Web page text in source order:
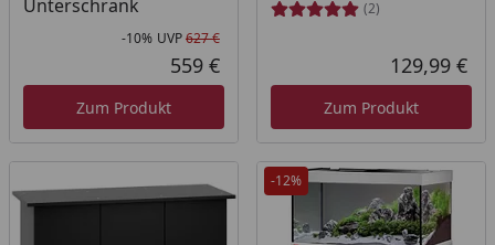
Unterschrank
Rabatt in Prozent
-10%
Ursprünglicher Preis
UVP627 €
Aktueller Preis
559 €
Zum Produkt
(2)
129,99 €
Zum Produkt
-12%